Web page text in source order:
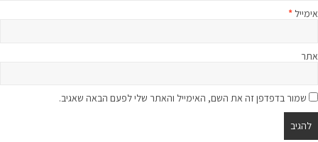
אימייל *
אתר
שמור בדפדפן זה את השם, האימייל והאתר שלי לפעם הבאה שאגיב.